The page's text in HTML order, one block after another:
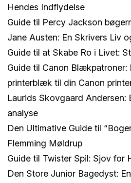
Hendes Indflydelse
Guide til Percy Jackson
Jane Austen: En Skrivers Liv
Guide til at Skabe Ro i Livet:
Guide til Canon Blækpatroner:
printerblæk til din Canon
Laurids Skovgaard Andersen:
analyse
Den Ultimative Guide til
Flemming Møldrup
Guide til Twister Spil: Sjov for
Den Store Junior Bagedyst: